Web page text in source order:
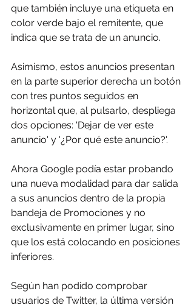
que también incluye una etiqueta en
color verde bajo el remitente, que
indica que se trata de un anuncio.
Asimismo, estos anuncios presentan
en la parte superior derecha un botón
con tres puntos seguidos en
horizontal que, al pulsarlo, despliega
dos opciones: 'Dejar de ver este
anuncio' y '¿Por qué este anuncio?'.
Ahora Google podía estar probando
una nueva modalidad para dar salida
a sus anuncios dentro de la propia
bandeja de Promociones y no
exclusivamente en primer lugar, sino
que los está colocando en posiciones
inferiores.
Según han podido comprobar
usuarios de Twitter, la última versión